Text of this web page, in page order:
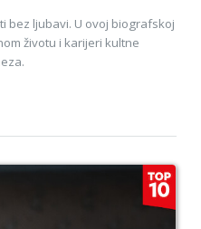
bez ljubavi. U ovoj biografskoj
životu i karijeri kultne